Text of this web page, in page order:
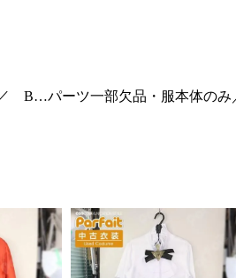
B…パーツ一部欠品・服本体